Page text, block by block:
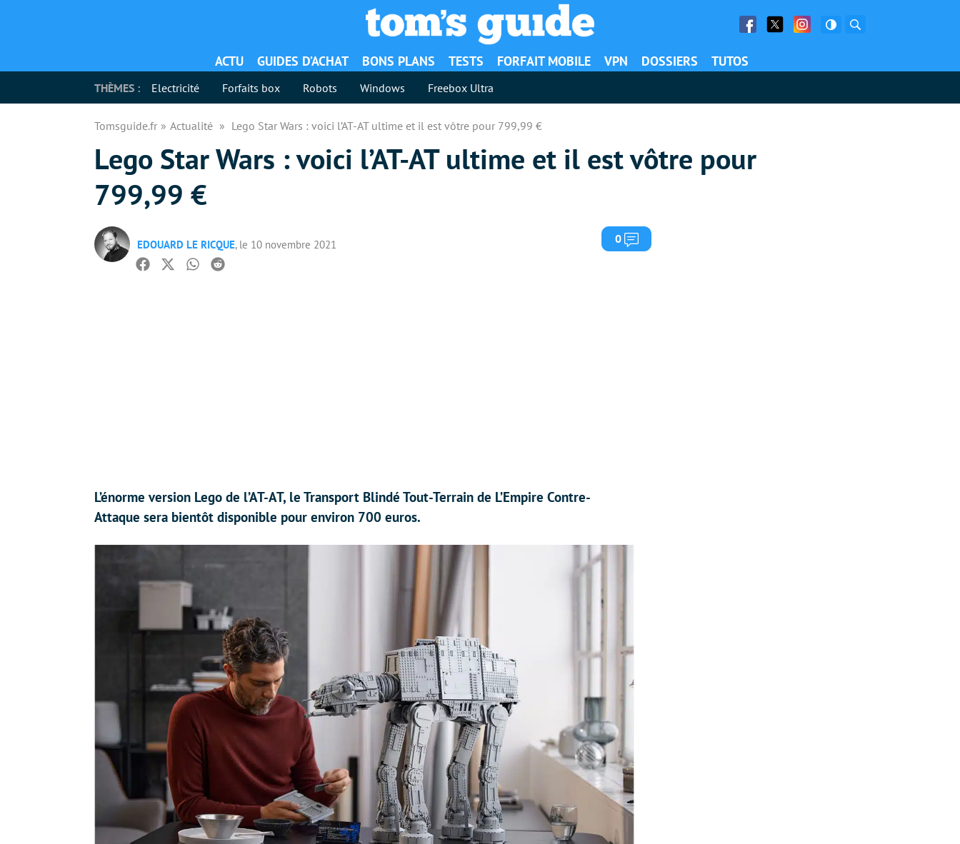
Facebook
Twitter Facebook
ACTU GUIDES D’ACHAT BONS PLANS TESTS FORFAIT MOBILE VPN DOSSIERS TUTOS
THÈMES : Electricité Forfaits box Robots Windows Freebox Ultra
Tomsguide.fr Actualité Lego Star Wars : voici l’AT-AT ultime et il est vôtre pour 799,99 €
Lego Star Wars : voici l’AT-AT ultime et il est vôtre pour
799,99 €
EDOUARD LE RICQUE, le 10 novembre 2021 0 Commentaires
Facebook
TwitterWhatsapp
Reddit
L’énorme version Lego de l’AT-AT, le Transport Blindé Tout-Terrain de L’Empire Contre-
Attaque sera bientôt disponible pour environ 700 euros.